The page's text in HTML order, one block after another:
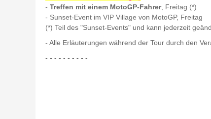
- Treffen mit einem MotoGP-Fahrer, Freitag (*)
- Sunset-Event im VIP Village von MotoGP, Freitag
(*) Teil des "Sunset-Events" und kann jederzeit
- Alle Erläuterungen während der Tour durch den
- - - - - - - - - -